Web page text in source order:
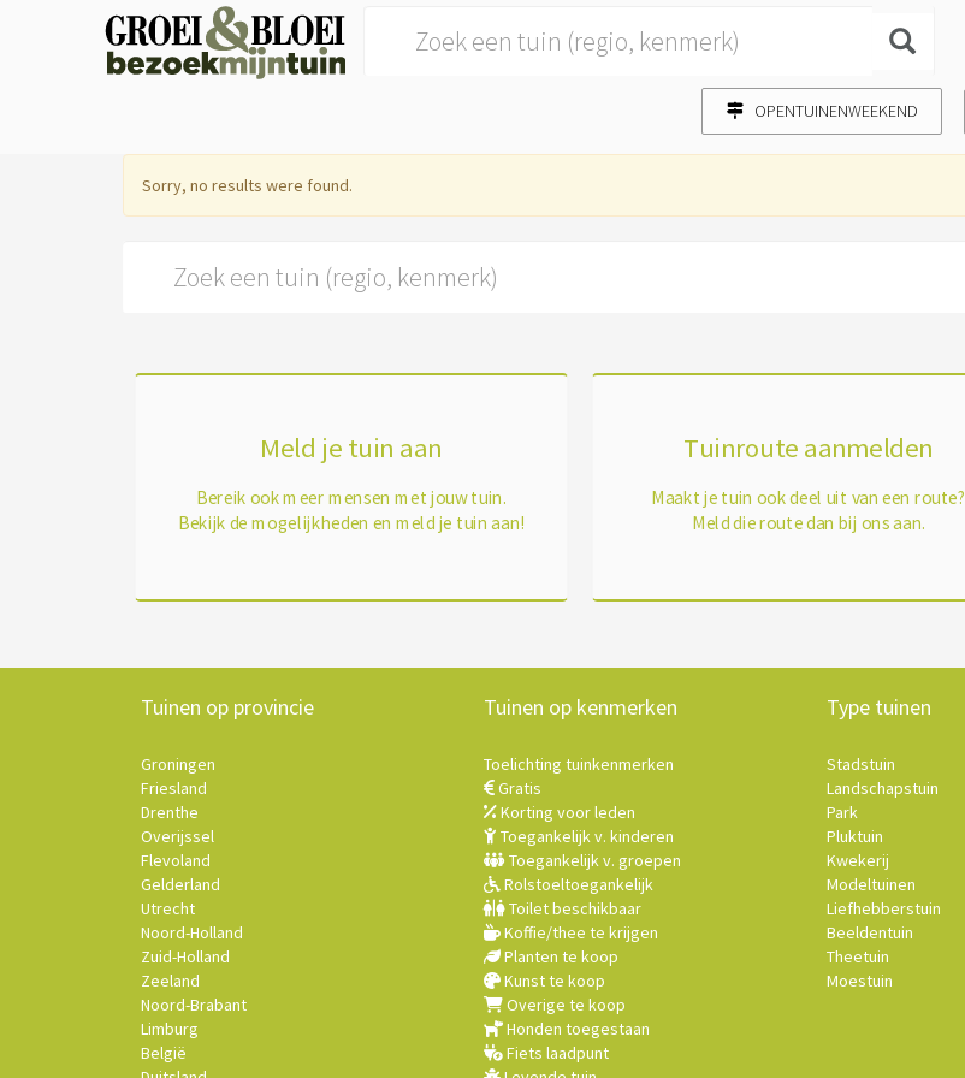
OPENTUINENWEEKEND
Sorry, no results were found.
Meld je tuin aan
Bereik ook meer mensen met jouw tuin.
Bekijk de mogelijkheden en meld je tuin aan!
Tuinroute aanmelden
Maakt je tuin ook deel uit van een route?
Meld die route dan bij ons aan.
Tuinen op provincie
Groningen
Friesland
Drenthe
Overijssel
Flevoland
Gelderland
Utrecht
Noord-Holland
Zuid-Holland
Zeeland
Noord-Brabant
Limburg
België
Tuinen op kenmerken
Toelichting tuinkenmerken
Gratis
Korting voor leden
Toegankelijk v. kinderen
Toegankelijk v. groepen
Rolstoeltoegankelijk
Toilet beschikbaar
Koffie/thee te krijgen
Planten te koop
Kunst te koop
Overige te koop
Honden toegestaan
Fiets laadpunt
Type tuinen
Stadstuin
Landschapstuin
Park
Pluktuin
Kwekerij
Modeltuinen
Liefhebberstuin
Beeldentuin
Theetuin
Moestuin